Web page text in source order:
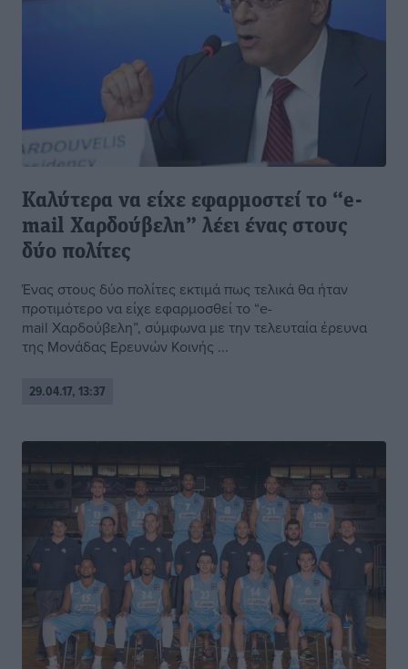
Καλύτερα να είχε εφαρμοστεί το “e-
mail Χαρδούβελη” λέει ένας στους
δύο πολίτες
Ένας στους δύο πολίτες εκτιμά πως τελικά θα ήταν
προτιμότερο να είχε εφαρμοσθεί το “e-
mail Χαρδούβελη”, σύμφωνα με την τελευταία έρευνα
της Μονάδας Ερευνών Κοινής ...
29.04.17, 13:37